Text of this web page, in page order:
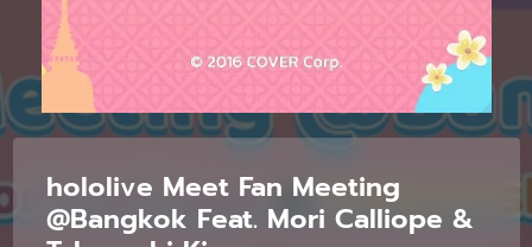
hololive Meet Fan Meeting
@Bangkok Feat. Mori Calliope &